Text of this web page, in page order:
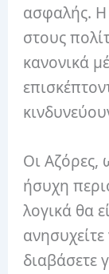
ασφαλής. Η
στους
κανονικά
Οι Αζόρες,
ήσυχη
λογικά θα
διαβάσετε